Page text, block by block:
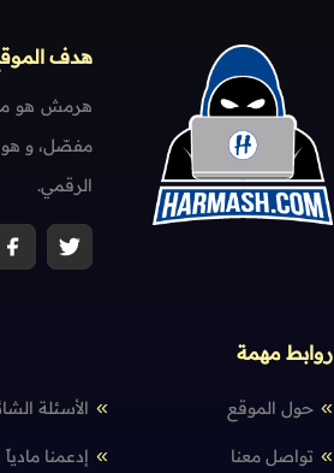
هدف
هرمش هو
مفصّل، و هو
الرقمي.
روابط مهمة
حول الموقع الأسئلة
تواصل معنا إدعمنا مادياً